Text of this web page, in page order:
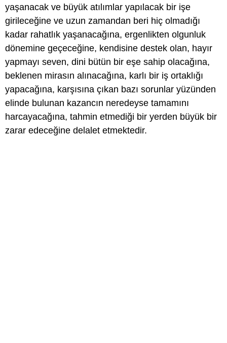
yaşanacak ve büyük atılımlar yapılacak bir işe
girileceğine ve uzun zamandan beri hiç olmadığı
kadar rahatlık yaşanacağına, ergenlikten olgunluk
dönemine geçeceğine, kendisine destek olan, hayır
yapmayı seven, dini bütün bir eşe sahip olacağına,
beklenen mirasın alınacağına, karlı bir iş ortaklığı
yapacağına, karşısına çıkan bazı sorunlar yüzünden
elinde bulunan kazancın neredeyse tamamını
harcayacağına, tahmin etmediği bir yerden büyük bir
zarar edeceğine delalet etmektedir.